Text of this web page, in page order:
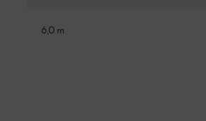
6,0 m